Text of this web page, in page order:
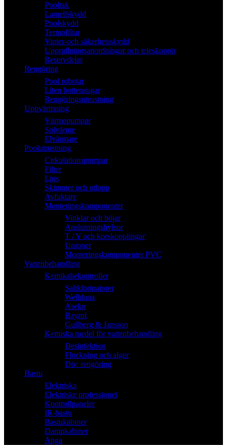
Pooltak
Lamellskydd
Poolskydd
Termofiltar
Vinter-och säkerhetsskydd
Upprullningsanordningar och teleskoprör
Reservdelar
Rengöring
Pool robotar
Liten bottensugar
Rengöringsutrustning
Uppvärmning
Värmepumpar
Solvärme
Elvärmare
Poolutrustning
Cirkulationspumpar
Filter
Ljus
Skimmer och utlopp
Avfuktare
Monteringskomponenter
Vinklar och böjar
Anslutningshylsor
T / Y och korskopplingar
Unioner
Monteringskomponenter PVC
Vattenbehandling
Kemikaliekontroller
Saltklorinatorer
Welldana
Aseko
Bayrol
Gullberg & Jansson
Kemiska medel för vattenbehandling
Desinfektion
Flockning och alger
Div. rengöring
Bastu
Elektriska
Elektriske professionel
Kontrollpaneler
IR-bastu
Bastukabiner
Dampkabiner
Ånga